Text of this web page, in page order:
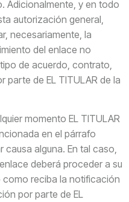
Adicionalmente, y en todo
autorización general,
necesariamente, la
del enlace no
de acuerdo, contrato,
de EL TITULAR de la
momento EL TITULAR
en el párrafo
alguna. En tal caso,
deberá proceder a su
reciba la notificación
por parte de EL